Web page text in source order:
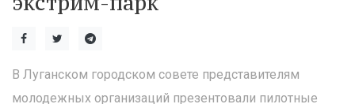
В Луганском городском совете представителям
молодежных организаций презентовали пилотные